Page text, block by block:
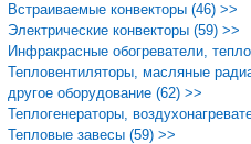
Встраиваемые конвекторы (46) >>
Электрические конвекторы (59) >>
Инфракрасные обогреватели,
Тепловентиляторы, масляные
другое оборудование (62) >>
Теплогенераторы,
Тепловые завесы (59) >>